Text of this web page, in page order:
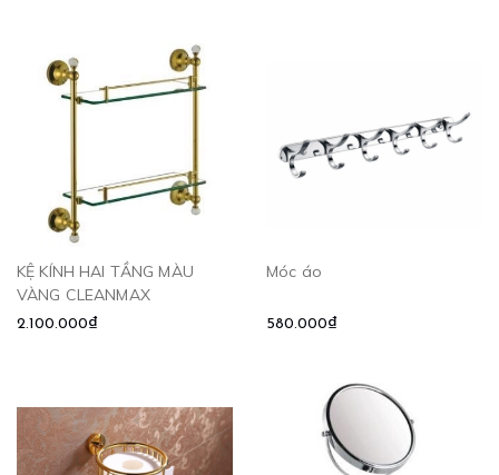
KỆ KÍNH HAI TẦNG MÀU
VÀNG CLEANMAX
2.100.000₫
Móc áo
580.000₫